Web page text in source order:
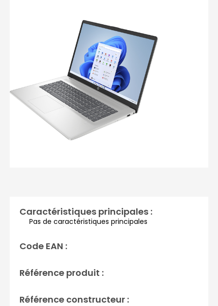
Caractéristiques principales :
Pas de caractéristiques principales
Code EAN :
Référence produit :
Référence constructeur :